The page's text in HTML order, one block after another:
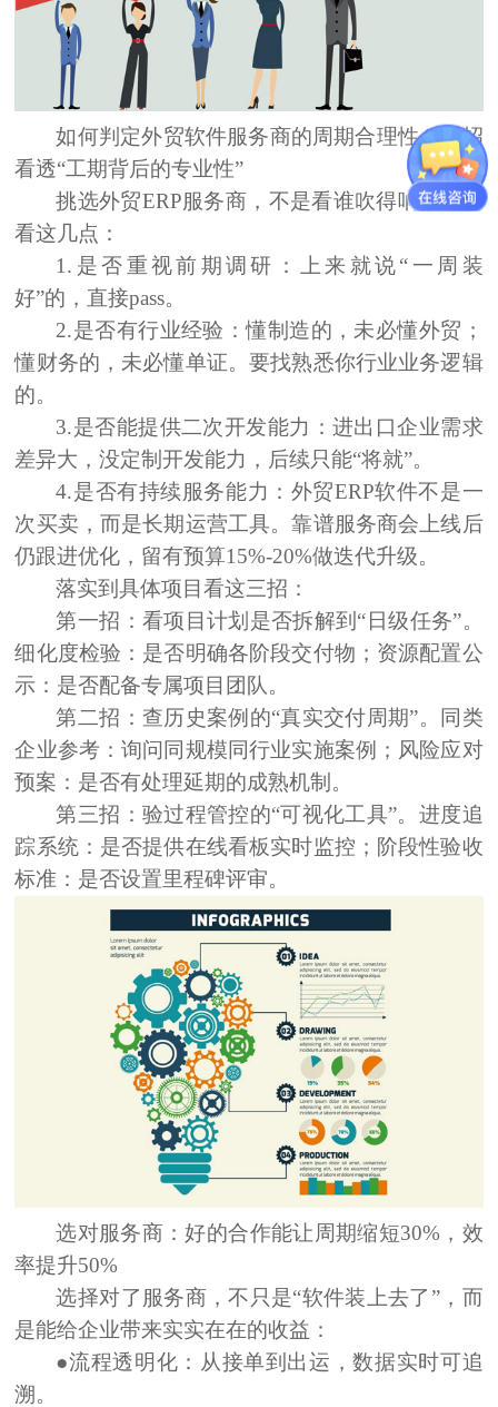
如何判定外贸软件服务商的周期合理性？三招
看透“工期背后的专业性”
挑选外贸ERP服务商，不是看谁吹得响，而要
看这几点：
1.是否重视前期调研：上来就说“一周装
好”的，直接pass。
2.是否有行业经验：懂制造的，未必懂外贸；
懂财务的，未必懂单证。要找熟悉你行业业务逻辑
的。
3.是否能提供二次开发能力： 进出口企业需求
差异大，没定制开发能力，后续只能“将就”。
4.是否有持续服务能力： 外贸ERP软件不是一
次买卖，而是长期运营工具。靠谱服务商会上线后
仍跟进优化，留有预算15%-20%做迭代升级。
落实到具体项目看这三招：
第一招： 看项目计划是否拆解到“日级任务”。
细化度检验：是否明确各阶段交付物；资源配置公
示：是否配备专属项目团队。
第二招：查历史案例的“真实交付周期”。
同类
企业参考：询问同规模同行业实施案例；风险应对
预案：是否有处理延期的成熟机制。
第三招：验过程管控的“可视化工具”。 进度追
踪系统：是否提供在线看板实时监控；阶段性验收
标准：是否设置里程碑评审。
选对服务商：好的合作能让周期缩短30%，效
率提升50%
选择对了服务商，不只是“软件装上去了”，而
是能给企业带来实实在在的收益：
●流程透明化： 从接单到出运，数据实时可追
溯。